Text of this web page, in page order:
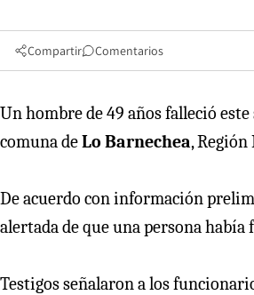
Compartir Comentarios
Un hombre de 49 años falleció
comuna deLo Barnechea,
De acuerdo con información
alertada de que una persona había
Testigos señalaron a los